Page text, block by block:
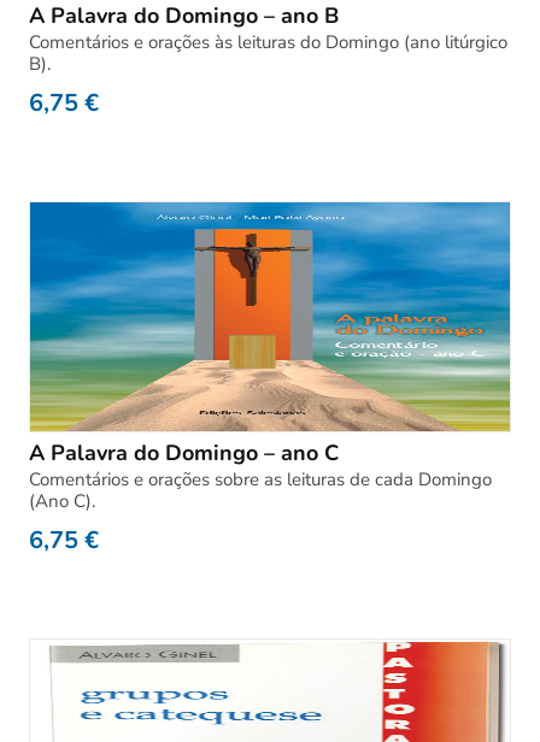
A Palavra do Domingo – ano B
Comentários e orações às leituras do Domingo (ano litúrgico
B).
6,75€
A Palavra do Domingo – ano C
Comentários e orações sobre as leituras de cada Domingo
(Ano C).
6,75€